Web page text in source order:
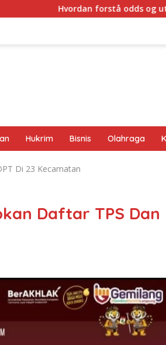
Hvordan forstå odds og utbetalinger
Hukrim Bisnis Olahraga
Di 23 Kecamatan
Daftar TPS Dan